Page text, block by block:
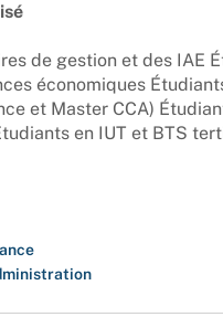
de gestion et des IAE
économiques
et Master CCA)
en IUT et BTS